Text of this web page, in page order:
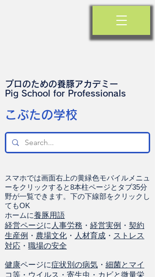
プロのための養豚アカデミー
​Pig School for Professionals
​こぶたの学校
スマホでは画面右上の黄緑色モバイルメニュ
ーをクリックすると8本柱ページとタブ35分
野が一覧できます。下の下線部をクリックし
てもOK
ホームに養豚用語
経営ページに 人事労務 ・ 経営実例 ・ 契約
生産例 ・ 農場文化 ・ 人材育成 ・ ストレス
対応 ・ 職場の安全
健康ページに症状別の病気 ・ 細菌とマイ
コ等 ・ ウイルス ・ 寄生虫 ・ カビと微量栄